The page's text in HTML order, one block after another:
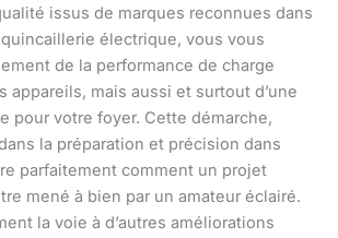
issus de marques reconnues dans
électrique, vous vous
de la performance de charge
appareils, mais aussi et surtout d’une
pour votre foyer. Cette démarche,
la préparation et précision dans
parfaitement comment un projet
mené à bien par un amateur éclairé.
la voie à d’autres améliorations